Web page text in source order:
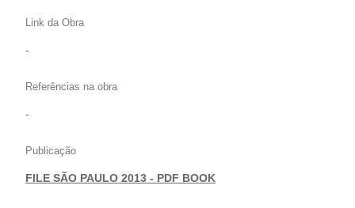
Link da Obra
-
Referências na obra
-
Publicação
FILE SÃO PAULO 2013 - PDF BOOK